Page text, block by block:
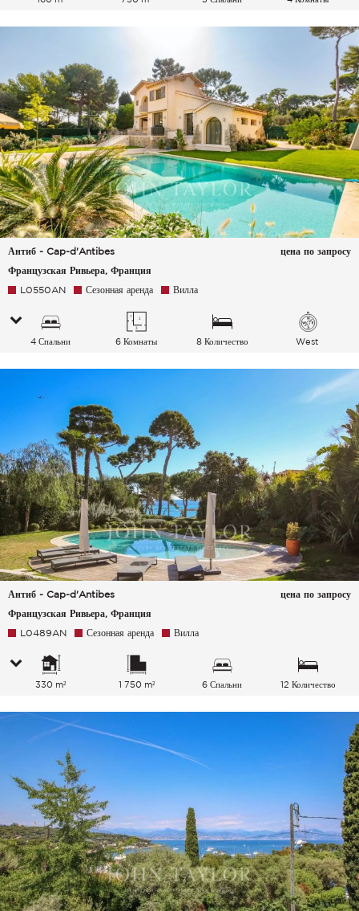
Антиб - Cap-d'Antibes
Французская Ривьера, Франция
цена по запросу
L0550AN Сезонная аренда Вилла
4 Спальни 6 Комнаты
8 Количество
West
Антиб - Cap-d'Antibes
Французская Ривьера, Франция
цена по запросу
L0489AN Сезонная аренда Вилла
330 m² 1 750 m² 6 Спальни
12 Количество